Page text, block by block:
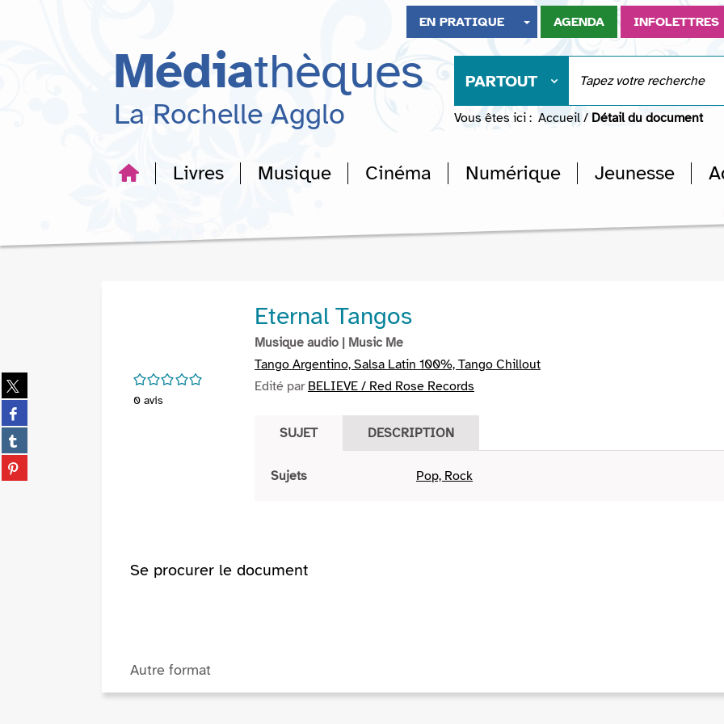
recherche
EN PRATIQUE AGENDA INFOLETTRES
Médiathèques
La Rochelle Agglo
PARTOUT
Vous êtes ici : Accueil / Détail du document
Livres Musique Cinéma Numérique Jeunesse
Partager
sur
twitter
(Nouvelle
fenêtre)
Partager
sur
facebook
(Nouvelle
fenêtre)
Partager
sur
tumblr
Partager
sur
/5
0 avis
Eternal Tangos
Musique audio | Music Me
Tango Argentino, Salsa Latin 100%, Tango Chillout
Edité par BELIEVE / Red Rose Records
SUJET DESCRIPTION
Sujets Pop, Rock
Se procurer le document
Autre format